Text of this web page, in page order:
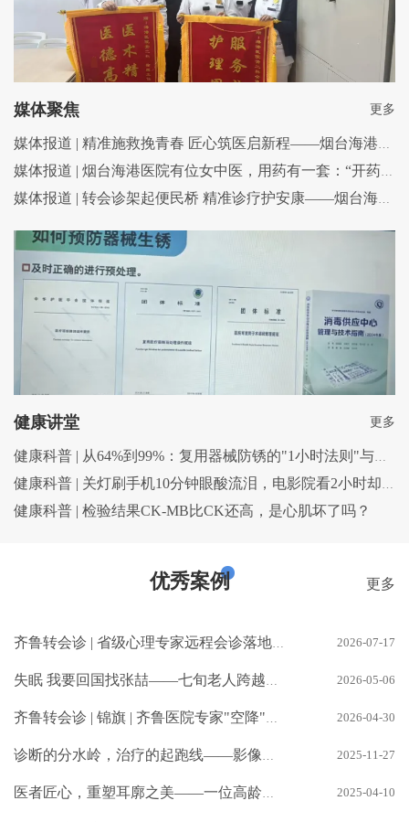
媒体聚焦 更多
媒体报道 | 精准施救挽青春 匠心筑医启新程——烟台海港医院骨外二科成功救治重症创伤瘫痪患者
媒体报道 | 烟台海港医院有位女中医，用药有一套：“开药不在多，能治好就行”！
媒体报道 | 转会诊架起便民桥 精准诊疗护安康——烟台海港医院成功救治70岁颅内动脉瘤患者
健康讲堂 更多
健康科普 | 从64%到99%：复用器械防锈的"1小时法则"与全流程管理
健康科普 | 关灯刷手机10分钟眼酸流泪，电影院看2小时却没事？4个真相揭秘
健康科普 | 检验结果CK-MB比CK还高，是心肌坏了吗？
优秀案例 更多
齐鲁转会诊 | 省级心理专家远程会诊落地烟台，青少年心理健康服务"零距离" 2026-07-17
失眠 我要回国找张喆——七旬老人跨越山海二次奔赴 2026-05-06
齐鲁转会诊 | 锦旗 | 齐鲁医院专家"空降"家门口——两面锦旗见证医患情深 2026-04-30
诊断的分水岭，治疗的起跑线——影像专家刘强 疾病诊治的“侦察兵” 2025-11-27
医者匠心，重塑耳廓之美——一位高龄老人的耳部肿物切除与皮瓣修复手术 2025-04-10